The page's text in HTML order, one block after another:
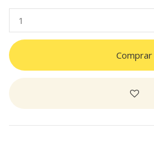
Comprar